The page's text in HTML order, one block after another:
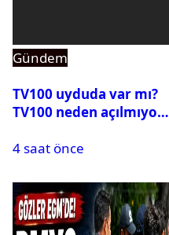
Gündem
TV100 uyduda var mı?
TV100 neden açılmıyor?
4 saat önce